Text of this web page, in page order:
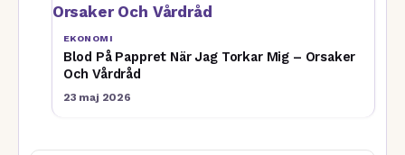
EKONOMI
Blod På Pappret När Jag Torkar Mig – Orsaker
Och Vårdråd
23 maj 2026